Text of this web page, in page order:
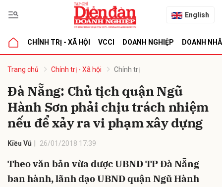
English
CHÍNH TRỊ - XÃ HỘI VCCI DOANH NGHIỆP DOANH
Trang chủ Chính trị - Xã hội Chính trị
Đà Nẵng: Chủ tịch quận Ngũ
Hành Sơn phải chịu trách nhiệm
nếu để xảy ra vi phạm xây dựng
Kiều Vũ 26/01/2018 17:39
Theo văn bản vừa được UBND TP Đà Nẵng
ban hành, lãnh đạo UBND quận Ngũ Hành
luận
Hủy